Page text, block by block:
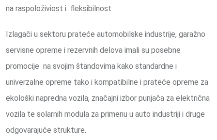
na raspoloživiost i fleksibilnost.
Izlagači u sektoru prateće automobilske industrije, garažno
servisne opreme i rezervnih delova imali su posebne
promocije na svojim štandovima kako standardne i
univerzalne opreme tako i kompatibilne i prateće opreme za
ekološki napredna vozila, značajni izbor punjača za električna
vozila te solarnih modula za primenu u auto industriji i druge
odgovarajuće strukture.